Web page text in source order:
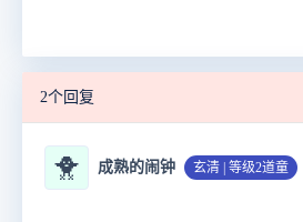
2个回复
🐥 成熟的闹钟 玄清 | 等级2道童